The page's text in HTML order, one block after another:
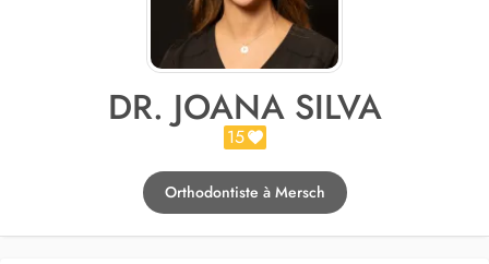
DR. JOANA SILVA
15
Orthodontiste à Mersch